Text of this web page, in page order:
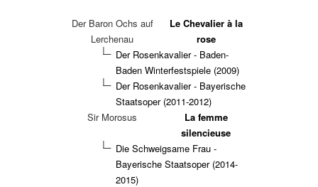
Der Baron Ochs auf
Lerchenau
Le Chevalier à la
rose
Der Rosenkavalier - Baden-
Baden Winterfestspiele (2009)
Der Rosenkavalier - Bayerische
Staatsoper (2011-2012)
Sir Morosus
La femme
silencieuse
Die Schweigsame Frau -
Bayerische Staatsoper (2014-
2015)